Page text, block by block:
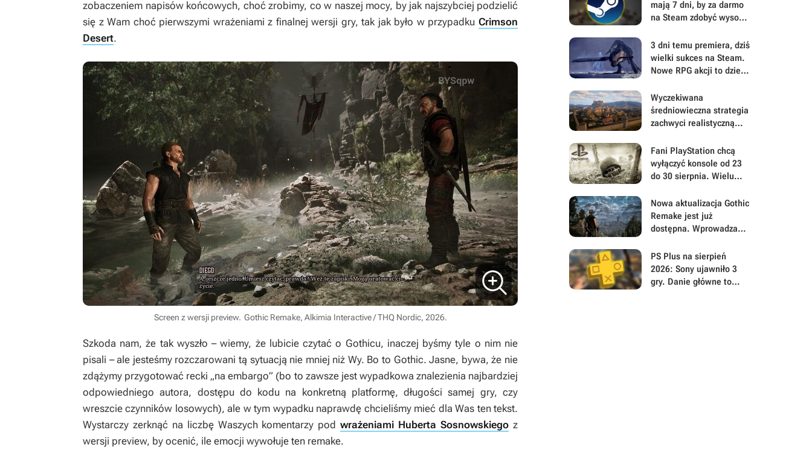
zobaczeniem napisów końcowych, choć zrobimy, co w naszej mocy, by jak najszybciej podzielić
się z Wam choć pierwszymi wrażeniami z finalnej wersji gry, tak jak było w przypadku Crimson
Desert.
Screen z wersji preview. Gothic Remake, Alkimia Interactive / THQ Nordic, 2026.
Szkoda nam, że tak wyszło – wiemy, że lubicie czytać o Gothicu, inaczej byśmy tyle o nim nie
pisali – ale jesteśmy rozczarowani tą sytuacją nie mniej niż Wy. Bo to Gothic. Jasne, bywa, że nie
zdążymy przygotować recki „na embargo” (bo to zawsze jest wypadkowa znalezienia najbardziej
odpowiedniego autora, dostępu do kodu na konkretną platformę, długości samej gry, czy
wreszcie czynników losowych), ale w tym wypadku naprawdę chcieliśmy mieć dla Was ten tekst.
Wystarczy zerknąć na liczbę Waszych komentarzy podwrażeniami Huberta Sosnowskiego z
wersji preview, by ocenić, ile emocji wywołuje ten remake.
zwrotu
mają 7 dni, by za darmo
na Steam zdobyć wysoko
postapokaliptyczną
strzelankę
3 dni temu premiera, dziś
wielki sukces na Steam.
Nowe RPG akcji to dzieło
który zaspokoił
odwieczne pragnienie
wielu graczy
Wyczekiwana
średniowieczna strategia
zachwyci realistyczną
ryzyko może zapewnić
dużą przewagę w The
Guild: Europa 1410
Fani PlayStation chcą
wyłączyć konsole od 23
do 30 sierpnia. Wielu
powodzenie akcji
Nowa aktualizacja Gothic
Remake jest już
dostępna. Wprowadza
usuwa irytujące błędy
psujące zadania
PS Plus na sierpień
2026: Sony ujawniło 3
gry. Danie główne to